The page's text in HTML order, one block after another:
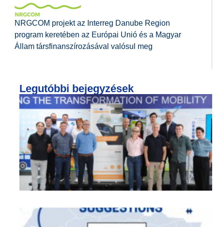
NRGCOM projekt az Interreg Danube Region
program keretében az Európai Unió és a Magyar
Állam társfinanszírozásával valósul meg
Legutóbbi bejegyzések